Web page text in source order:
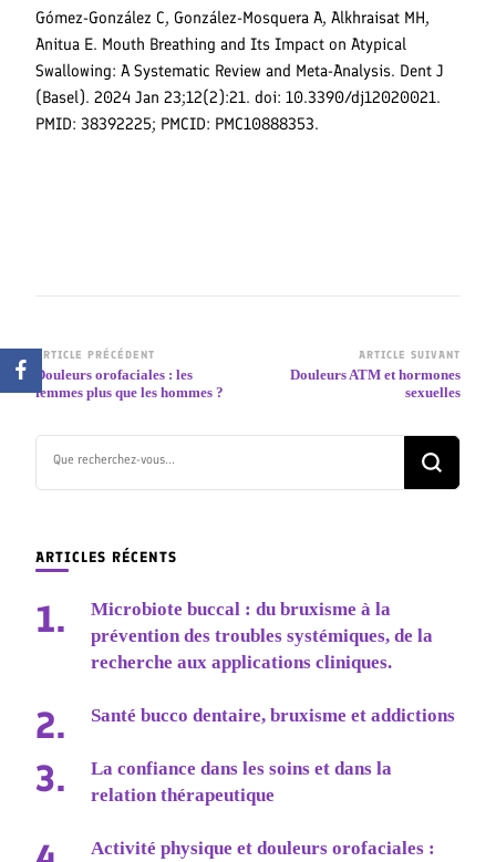
Gómez-González C, González-Mosquera A, Alkhraisat MH,
Anitua E. Mouth Breathing and Its Impact on Atypical
Swallowing: A Systematic Review and Meta-Analysis. Dent J
(Basel). 2024 Jan 23;12(2):21. doi: 10.3390/dj12020021.
PMID: 38392225; PMCID: PMC10888353.
Navigation
d’article
ARTICLE PRÉCÉDENT
Douleurs orofaciales : les
femmes plus que les hommes ?
ARTICLE SUIVANT
Douleurs ATM et hormones
sexuelles
ARTICLES RÉCENTS
Microbiote buccal : du bruxisme à la
prévention des troubles systémiques, de la
recherche aux applications cliniques.
Santé bucco dentaire, bruxisme et addictions
La confiance dans les soins et dans la
relation thérapeutique
Activité physique et douleurs orofaciales :